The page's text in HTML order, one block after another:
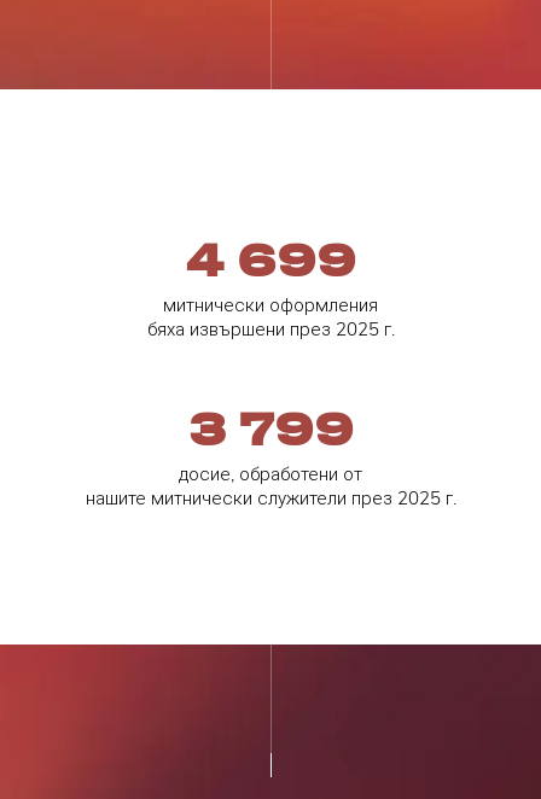
митнически оформления
бяха извършени през 2025 г.
4 700
досие, обработени от
нашите митнически служители през 2025 г.
3 800